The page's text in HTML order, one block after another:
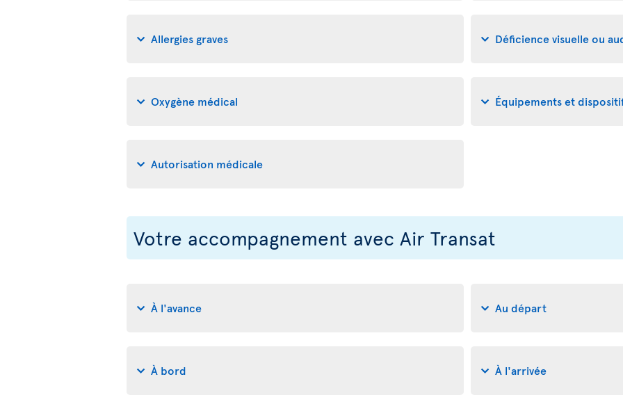
Allergies graves Déficience visuelle ou
Oxygène médical Équipements et
Autorisation médicale
Votre accompagnement avec Air Transat
À l'avance Au départ
À bord À l'arrivée